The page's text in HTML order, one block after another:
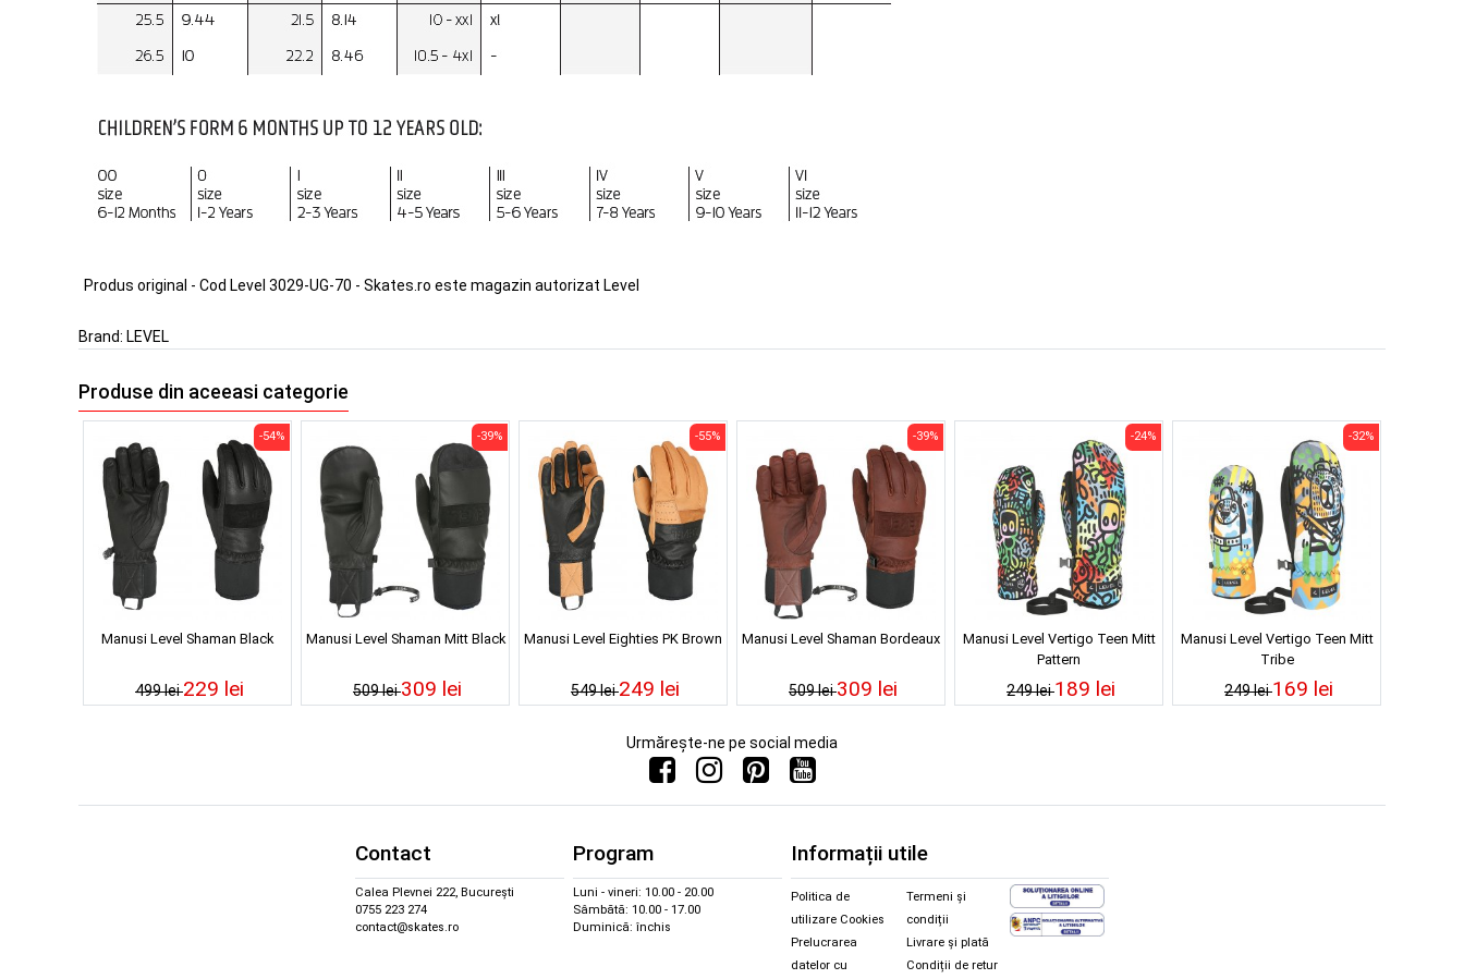
Produs original - Cod Level 3029-UG-70 - Skates.ro este magazin autorizat Level
Brand: LEVEL
Produse din aceeasi categorie
Manusi Level Shaman Black
499 lei
-54%
229 lei
Manusi Level Shaman Mitt Black
509 lei
-39%
309 lei
Manusi Level Eighties PK Brown
549 lei
-55%
249 lei
Manusi Level Shaman Bordeaux
509 lei
-39%
309 lei
Manusi Level Vertigo Teen Mitt
Pattern
249 lei
-24%
189 lei
Manusi Level Vertigo Teen Mitt
Tribe
249 lei
-32%
169 lei
Urmărește-ne pe social media
Contact
Calea Plevnei 222, București
0755 223 274
contact@skates.ro
Program
Luni - vineri: 10.00 - 20.00
Sâmbătă: 10.00 - 17.00
Duminică: închis
Informații utile
Politica de
utilizare Cookies
Prelucrarea
datelor cu
Termeni și
condiții
Livrare și plată
Condiții de retur